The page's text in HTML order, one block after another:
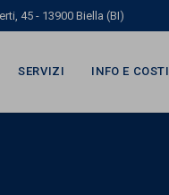
45 - 13900 Biella (BI)
SERVIZI INFO E COSTI